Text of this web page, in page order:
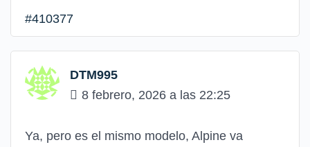
#410377
DTM995
8 febrero, 2026 a las 22:25
Ya, pero es el mismo modelo, Alpine va